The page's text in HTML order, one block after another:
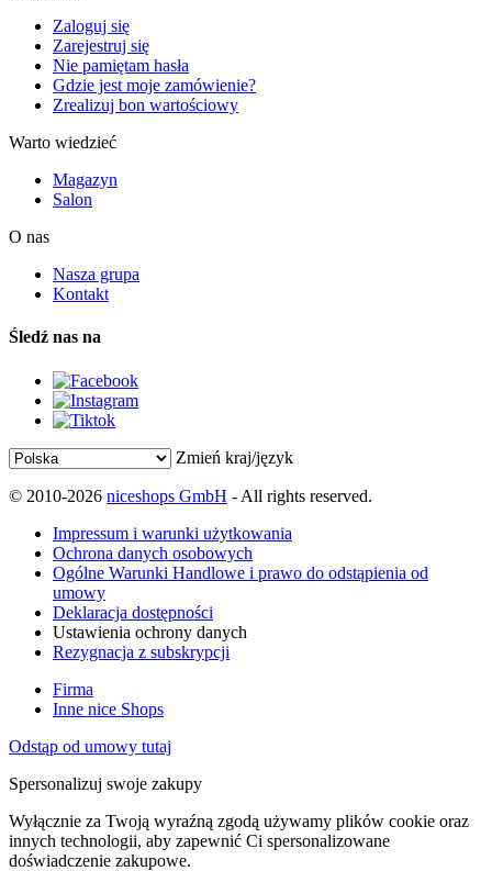
Zaloguj się
Zarejestruj się
Nie pamiętam hasła
Gdzie jest moje zamówienie?
Zrealizuj bon wartościowy
Warto wiedzieć
Magazyn
Salon
O nas
Nasza grupa
Kontakt
Śledź nas na
Zmień kraj/język
© 2010-2026 niceshops GmbH - All rights reserved.
Impressum i warunki użytkowania
Ochrona danych osobowych
Ogólne Warunki Handlowe i prawo do odstąpienia od
umowy
Deklaracja dostępności
Ustawienia ochrony danych
Rezygnacja z subskrypcji
Firma
Inne nice Shops
Odstąp od umowy tutaj
Spersonalizuj swoje zakupy
Wyłącznie za Twoją wyraźną zgodą używamy plików cookie oraz
innych technologii, aby zapewnić Ci spersonalizowane
doświadczenie zakupowe.